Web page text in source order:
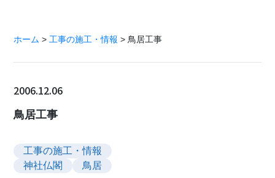
ホーム > 工事の施工・情報 > 鳥居工事
2006.12.06
鳥居工事
工事の施工・情報
神社仏閣
鳥居